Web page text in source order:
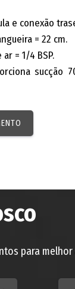
e conexão
= 22 cm.
= 1/4 BSP.
sucção
para